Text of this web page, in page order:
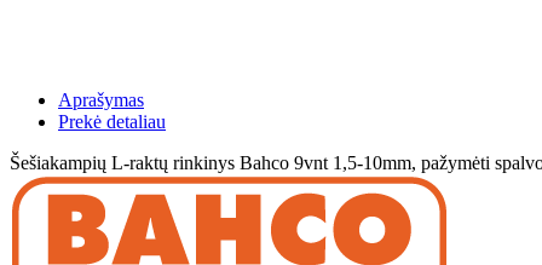
Aprašymas
Prekė detaliau
Šešiakampių L-raktų rinkinys Bahco 9vnt 1,5-10mm, pažymėti